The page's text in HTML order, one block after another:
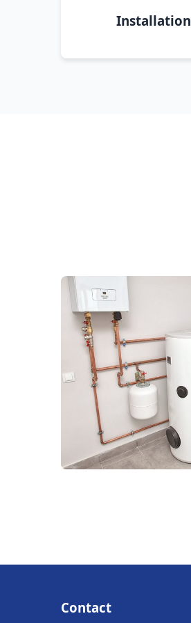
Installation
Contact